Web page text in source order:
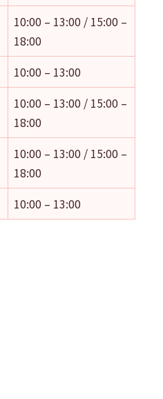
10:00 – 13:00 / 15:00 –
18:00
10:00 – 13:00
10:00 – 13:00 / 15:00 –
18:00
10:00 – 13:00 / 15:00 –
18:00
10:00 – 13:00